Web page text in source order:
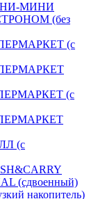
МИНИ
(без
(с
(с
(с
(сдвоенный)
накопитель)